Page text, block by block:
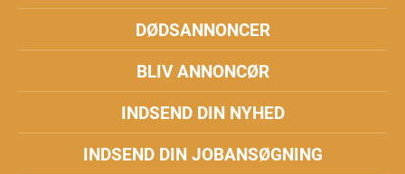
DØDSANNONCER
BLIV ANNONCØR
INDSEND DIN NYHED
INDSEND DIN JOBANSØGNING